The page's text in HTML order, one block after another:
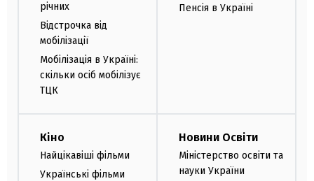
річних
Відстрочка від
мобілізації
Мобілізація в Україні:
скільки осіб мобілізує
ТЦК
Пенсія в Україні
Кіно
Найцікавіші фільми
Українські фільми
Новини Освіти
Міністерство освіти та
науки України